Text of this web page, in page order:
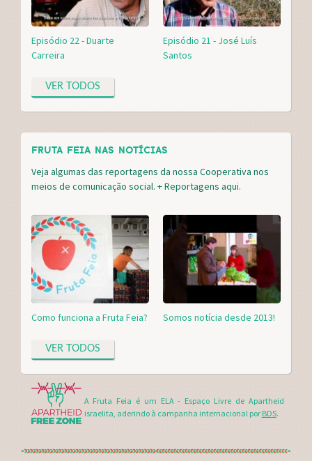
VER TODOS
Episódio 22 - Duarte
Carreira
Episódio 21 - José Luís
Santos
FRUTA FEIA NAS NOTÍCIAS
Veja algumas das reportagens da nossa Cooperativa nos
meios de comunicação social. + Reportagens aqui.
VER TODOS
Como funciona a Fruta Feia? Somos notícia desde 2013!
A Fruta Feia é um ELA - Espaço Livre de Apartheid
israelita, aderindo à campanha internacional por BDS.